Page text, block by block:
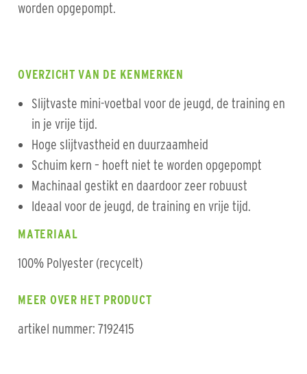
worden opgepompt.
OVERZICHT VAN DE KENMERKEN
Slijtvaste mini-voetbal voor de jeugd, de training en
in je vrije tijd.
Hoge slijtvastheid en duurzaamheid
Schuim kern – hoeft niet te worden opgepompt
Machinaal gestikt en daardoor zeer robuust
Ideaal voor de jeugd, de training en vrije tijd.
MATERIAAL
100% Polyester (recycelt)
MEER OVER HET PRODUCT
artikel nummer: 7192415